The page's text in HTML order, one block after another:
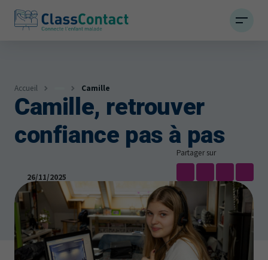
Accueil
Infos
Actualités et témoignages
Camille
Camille, retrouver
confiance pas à pas
26/11/2025
Partager sur